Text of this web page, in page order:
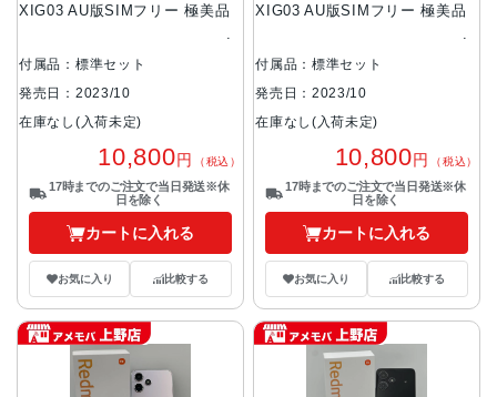
XIG03 AU版SIMフリー 極美品
付属品：標準セット
発売日：2023/10
在庫なし(入荷未定)
10,800円 （税込）
17時までのご注文で当日発送※休
日を除く
カートに入れる
お気に入り 比較する
XIG03 AU版SIMフリー 極美品
付属品：標準セット
発売日：2023/10
在庫なし(入荷未定)
10,800円 （税込）
17時までのご注文で当日発送※休
日を除く
カートに入れる
お気に入り 比較する